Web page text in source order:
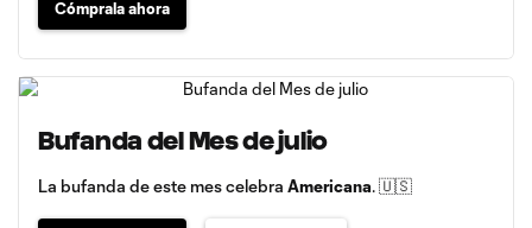
Cómprala ahora
Bufanda del Mes de julio
La bufanda de este mes celebra Americana. 🇺🇸